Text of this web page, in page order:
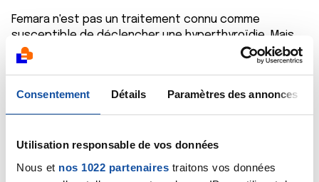
Consentement Détails Paramètres des annonces
Utilisation responsable de vos données
Nous et nos 1022 partenaires traitons vos données
Femara n'est pas un traitement connu comme
susceptible de déclencher une hyperthyroïdie. Mais
chez les femmes prenant un traitement hormonal
substitutif afin d'atténuer leurs symptômes de la
influencer le besoin en hormones thyroïdiennes,
démontrant ainsi qu'il pouvait y avoir un lien entre
thyroïdiennes. Sans doute avez-vous une
expliquant ces poussées d'hyperthyroïdie observées